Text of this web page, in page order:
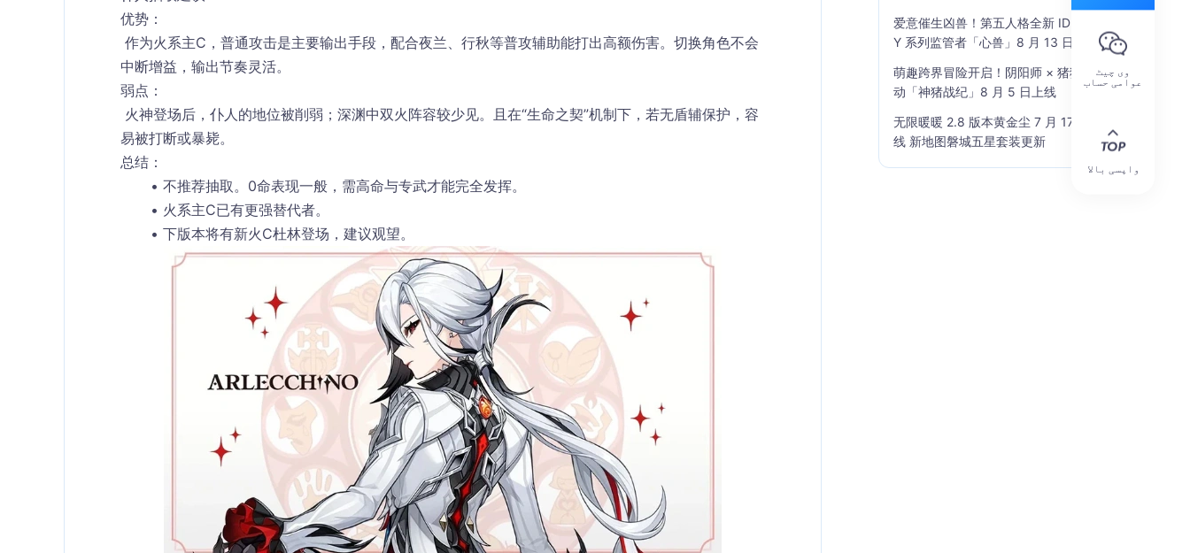
优势：
中断增益，输出节奏灵活。
弱点：
易被打断或暴毙。
总结：
不推荐抽取。0命表现一般，需高命与专武才能完全发挥。
火系主C已有更强替代者。
下版本将有新火C杜林登场，建议观望。
爱意催生凶兽！第五人格全新 IDENTIT
Y 系列监管者「心兽」8 月 13 日登场
萌趣跨界冒险开启！阴阳师 × 猪猪侠联
动「神猪战纪」8 月 5 日上线
无限暖暖 2.8 版本黄金尘 7 月 17 日上
线 新地图磐城五星套装更新
وی چیٹ
عوامی حساب
واپسی بالا